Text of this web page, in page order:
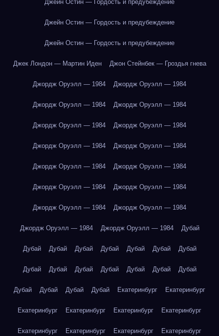
Джейн Остин — Гордость и предубеждение
Джейн Остин — Гордость и предубеждение
Джейн Остин — Гордость и предубеждение
Джек Лондон — Мартин Иден Джон Стейнбек — Гроздья гнева
Джордж Оруэлл — 1984 Джордж Оруэлл — 1984
Джордж Оруэлл — 1984 Джордж Оруэлл — 1984
Джордж Оруэлл — 1984 Джордж Оруэлл — 1984
Джордж Оруэлл — 1984 Джордж Оруэлл — 1984
Джордж Оруэлл — 1984 Джордж Оруэлл — 1984
Джордж Оруэлл — 1984 Джордж Оруэлл — 1984
Джордж Оруэлл — 1984 Джордж Оруэлл — 1984
Джордж Оруэлл — 1984 Джордж Оруэлл — 1984 Дубай
Дубай Дубай Дубай Дубай Дубай Дубай Дубай
Дубай Дубай Дубай Дубай Дубай Дубай Дубай
Дубай Дубай Дубай Дубай Екатеринбург Екатеринбург
Екатеринбург Екатеринбург Екатеринбург Екатеринбург
Екатеринбург Екатеринбург Екатеринбург Екатеринбург